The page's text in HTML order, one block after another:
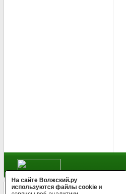
На сайте Волжский.ру
используются файлы cookie и